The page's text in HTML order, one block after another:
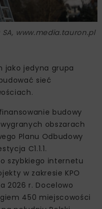
SA, www.media.tauron.pl
jako jedyna grupa
sieć
budowy
obszarach
Planu Odbudowy
C1.1.1.
szybkiego internetu
w zakresie KPO
2026 r. Docelowo
450 miejscowości